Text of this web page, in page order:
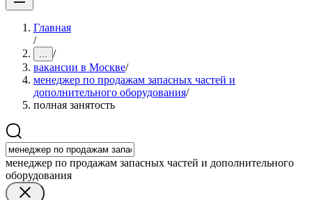
Главная
/
... /
вакансии в Москве/
менеджер по продажам запасных частей и
дополнительного оборудования/
полная занятость
менеджер по продажам запасных частей и дополнительного
оборудования